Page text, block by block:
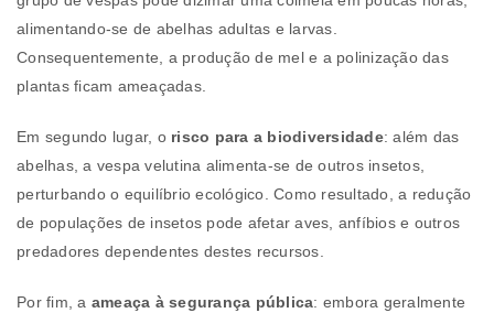
alimentando-se de abelhas adultas e larvas.
Consequentemente, a produção de mel e a polinização das
plantas ficam ameaçadas.
Em segundo lugar, o risco para a biodiversidade: além das
abelhas, a vespa velutina alimenta-se de outros insetos,
perturbando o equilíbrio ecológico. Como resultado, a redução
de populações de insetos pode afetar aves, anfíbios e outros
predadores dependentes destes recursos.
Por fim, a ameaça à segurança pública: embora geralmente